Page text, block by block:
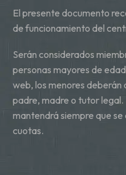
El presente documento
de funcionamiento del
Serán considerados
personas mayores de
web, los menores
padre, madre o tutor legal.
mantendrá siempre que
cuotas.